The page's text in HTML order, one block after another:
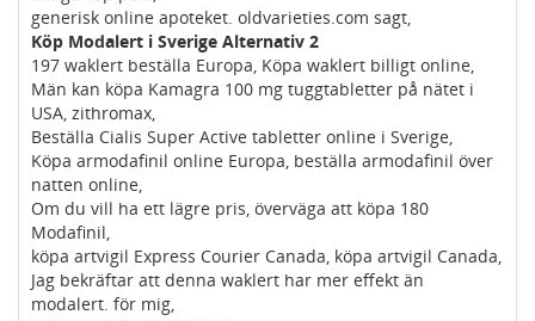
generisk online apoteket. oldvarieties.com sagt,
Köp Modalert i Sverige Alternativ 2
197 waklert beställa Europa, Köpa waklert billigt online,
Män kan köpa Kamagra 100 mg tuggtabletter på nätet i
USA, zithromax,
Beställa Cialis Super Active tabletter online i Sverige,
Köpa armodafinil online Europa, beställa armodafinil över
natten online,
Om du vill ha ett lägre pris, överväga att köpa 180
Modafinil,
köpa artvigil Express Courier Canada, köpa artvigil Canada,
Jag bekräftar att denna waklert har mer effekt än
modalert. för mig,